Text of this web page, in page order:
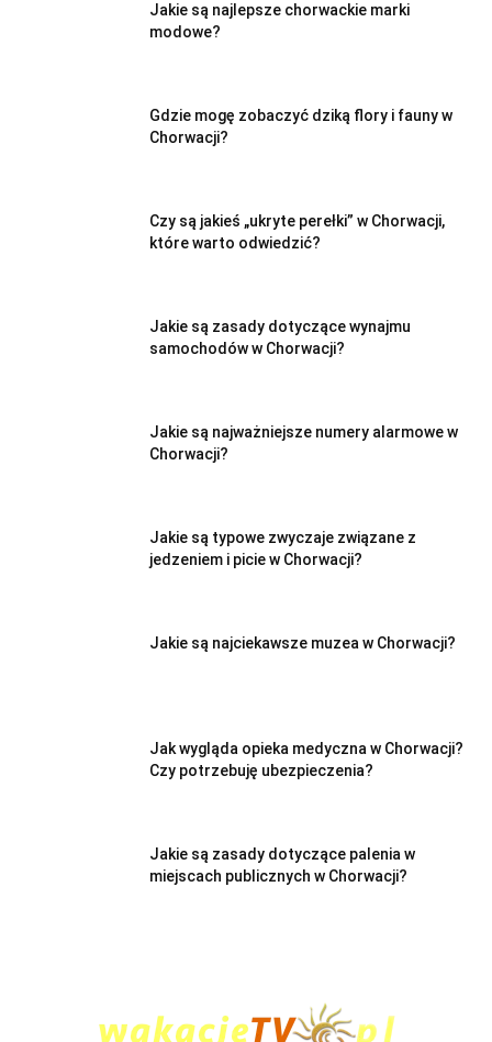
Jakie są najlepsze chorwackie marki
modowe?
Gdzie mogę zobaczyć dziką flory i fauny w
Chorwacji?
Czy są jakieś „ukryte perełki” w Chorwacji,
które warto odwiedzić?
Jakie są zasady dotyczące wynajmu
samochodów w Chorwacji?
Jakie są najważniejsze numery alarmowe w
Chorwacji?
Jakie są typowe zwyczaje związane z
jedzeniem i picie w Chorwacji?
Jakie są najciekawsze muzea w Chorwacji?
Jak wygląda opieka medyczna w Chorwacji?
Czy potrzebuję ubezpieczenia?
Jakie są zasady dotyczące palenia w
miejscach publicznych w Chorwacji?